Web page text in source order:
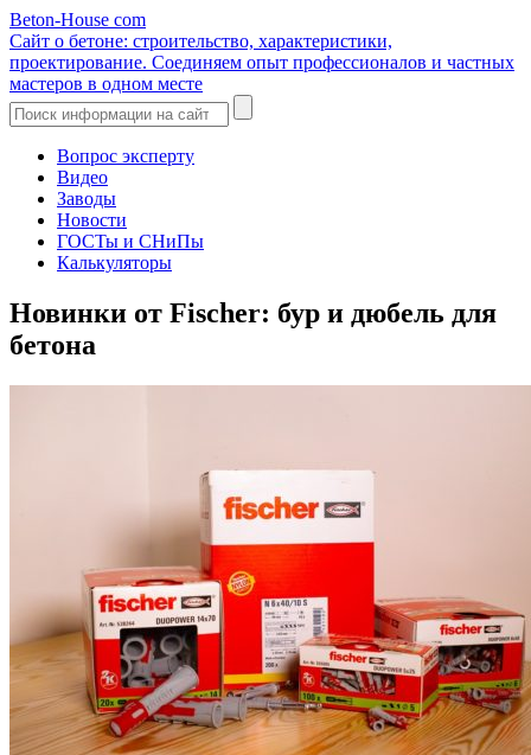
Beton-House com
Сайт о бетоне: строительство, характеристики,
проектирование. Соединяем опыт профессионалов и частных
мастеров в одном месте
Вопрос эксперту
Видео
Заводы
Новости
ГОСТы и СНиПы
Калькуляторы
Новинки от Fischer: бур и дюбель для
бетона